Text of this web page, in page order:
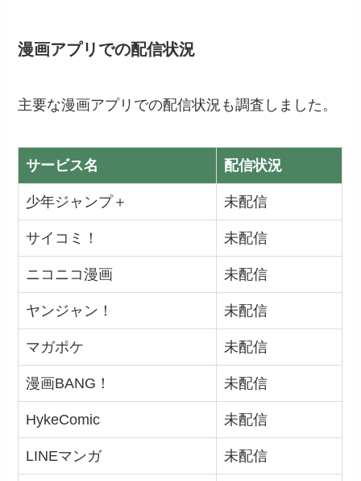
漫画アプリでの配信状況
主要な漫画アプリでの配信状況も調査しました。
サービス名 配信状況
少年ジャンプ＋ 未配信
サイコミ！ 未配信
ニコニコ漫画 未配信
ヤンジャン！ 未配信
マガポケ 未配信
漫画BANG！ 未配信
HykeComic 未配信
LINEマンガ 未配信